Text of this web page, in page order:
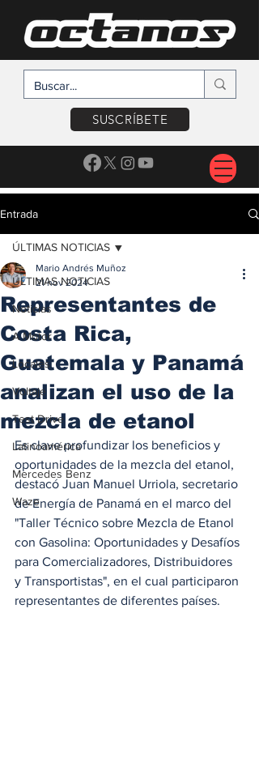
SUSCRÍBETE
Entrada
ÚLTIMAS NOTICIAS
Noticias
A Motor
Locales
Voltaje
Test Drive
Latinoamérica
Mercedes Benz
Waze
ÚLTIMAS NOTICIAS
Representantes de
Costa Rica,
Guatemala y Panamá
analizan el uso de la
mezcla de etanol
Mario Andrés Muñoz
21 nov 2024
Es clave profundizar los beneficios y
oportunidades de la mezcla del etanol,
destacó Juan Manuel Urriola, secretario
de Energía de Panamá en el marco del
"Taller Técnico sobre Mezcla de Etanol
con Gasolina: Oportunidades y Desafíos
para Comercializadores, Distribuidores
y Transportistas", en el cual participaron
representantes de diferentes países.